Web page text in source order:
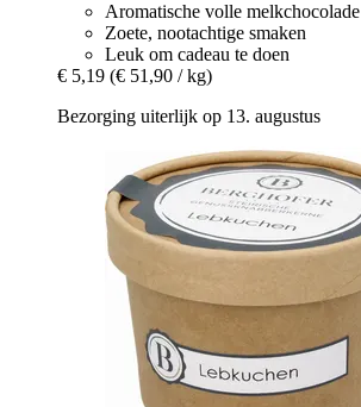
Aromatische volle melkchocolade
Zoete, nootachtige smaken
Leuk om cadeau te doen
€ 5,19 (€ 51,90 / kg)
Bezorging uiterlijk op 13. augustus